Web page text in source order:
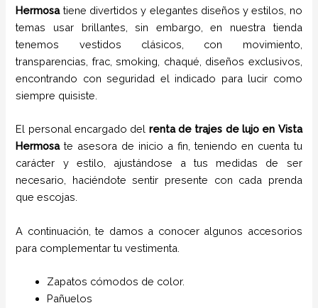
Hermosa tiene divertidos y elegantes diseños y estilos, no
temas usar brillantes, sin embargo, en nuestra tienda
tenemos vestidos clásicos, con movimiento,
transparencias, frac, smoking, chaqué, diseños exclusivos,
encontrando con seguridad el indicado para lucir como
siempre quisiste.
El personal encargado del renta de trajes de lujoen Vista
Hermosate asesora de inicio a fin, teniendo en cuenta tu
carácter y estilo, ajustándose a tus medidas de ser
necesario, haciéndote sentir presente con cada prenda
que escojas.
A continuación, te damos a conocer algunos accesorios
para complementar tu vestimenta.
Zapatos cómodos de color.
Pañuelos